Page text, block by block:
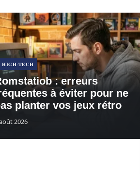
HIGH-TECH
: erreurs
à éviter pour ne
planter vos jeux rétro
2026